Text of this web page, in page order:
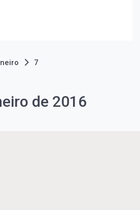
7
de 2016